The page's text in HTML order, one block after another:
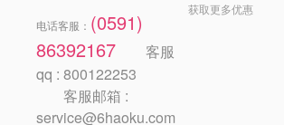
电话客服： (0591)
86392167
客服
qq : 800122253
客服邮箱 :
service@6haoku.com
获取更多优惠